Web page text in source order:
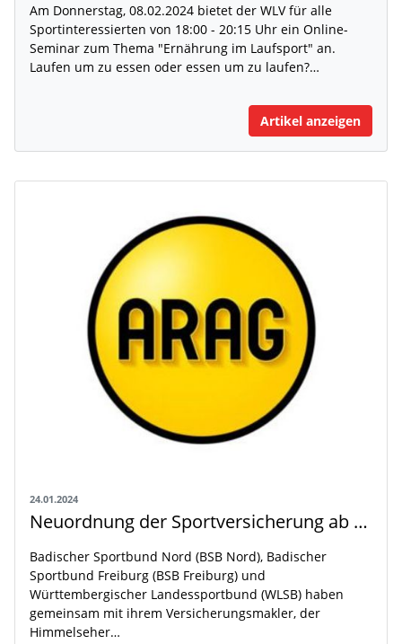
Am Donnerstag, 08.02.2024 bietet der WLV für alle
Sportinteressierten von 18:00 - 20:15 Uhr ein Online-
Seminar zum Thema "Ernährung im Laufsport" an.
Laufen um zu essen oder essen um zu laufen?…
Artikel anzeigen
24.01.2024
Neuordnung der Sportversicherung ab 2024
Badischer Sportbund Nord (BSB Nord), Badischer
Sportbund Freiburg (BSB Freiburg) und
Württembergischer Landessportbund (WLSB) haben
gemeinsam mit ihrem Versicherungsmakler, der
Himmelseher…